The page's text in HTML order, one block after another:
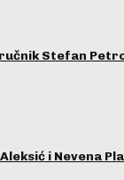
Stefan
i Nevena